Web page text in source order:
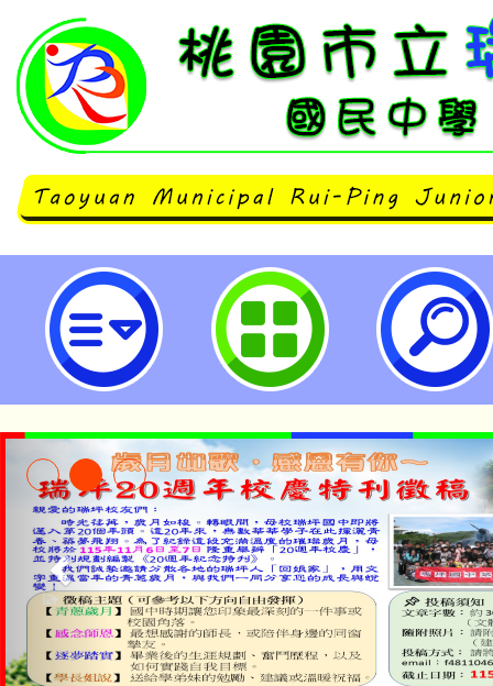
8 / 4-8 / 6 公視舉辦【FUN出大能
對，歡迎大家參與。-桃園市立瑞
淨零綠生活教案入校路